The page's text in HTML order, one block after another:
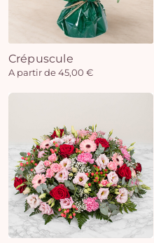
Crépuscule
A partir de 45,00 €